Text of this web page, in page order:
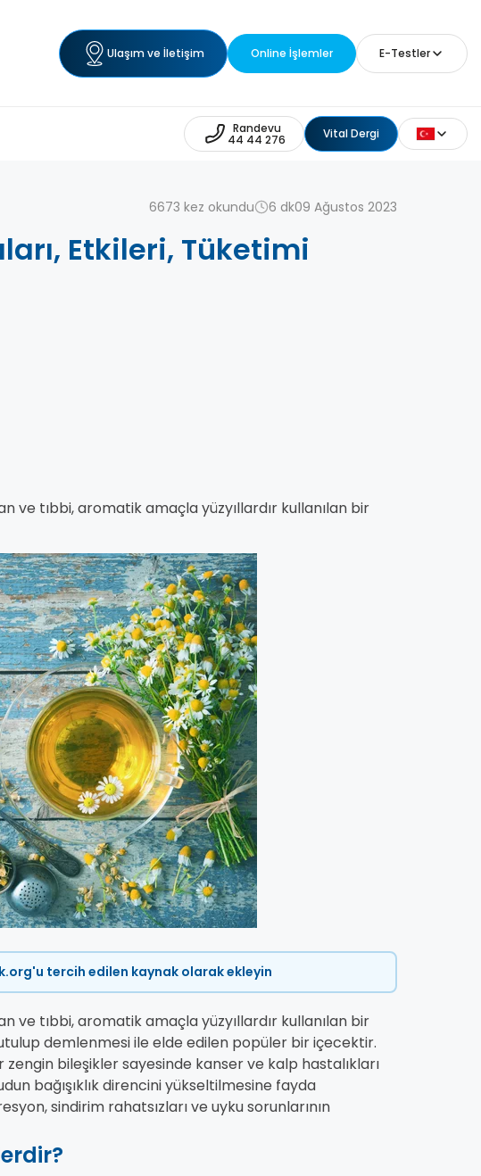
Ulaşım ve İletişim Online İşlemler E-Testler
Randevu
44 44 276 Vital Dergi
6673 kez okundu 6 dk09 Ağustos 2023
Etkileri, Tüketimi
ve tıbbi, aromatik amaçla yüzyıllardır kullanılan bir
tercih edilen kaynak olarak ekleyin
ve tıbbi, aromatik amaçla yüzyıllardır kullanılan bir
demlenmesi ile elde edilen popüler bir içecektir.
bileşikler sayesinde kanser ve kalp hastalıkları
bağışıklık direncini yükseltilmesine fayda
sindirim rahatsızları ve uyku sorunlarının